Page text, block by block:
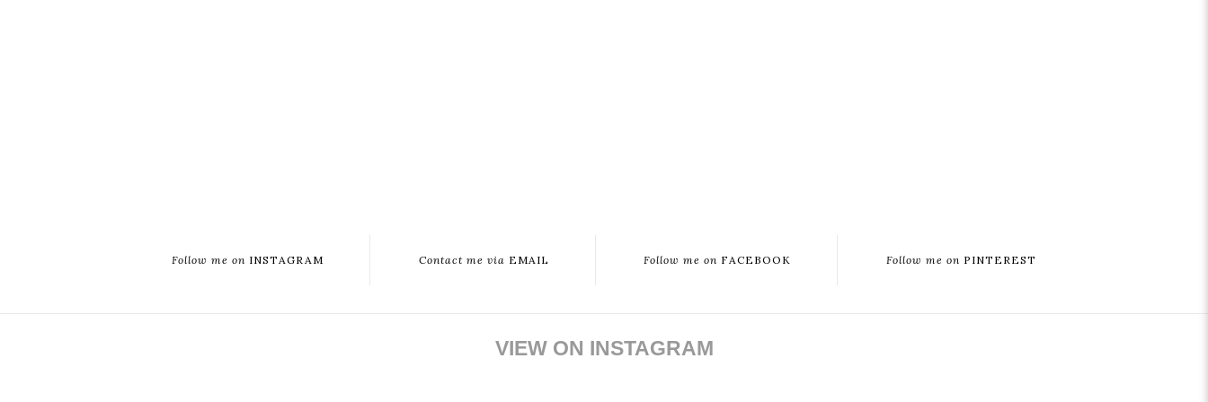
Follow me on INSTAGRAM Contact me via EMAIL Follow me on FACEBOOK Follow me on PINTEREST
VIEW ON INSTAGRAM